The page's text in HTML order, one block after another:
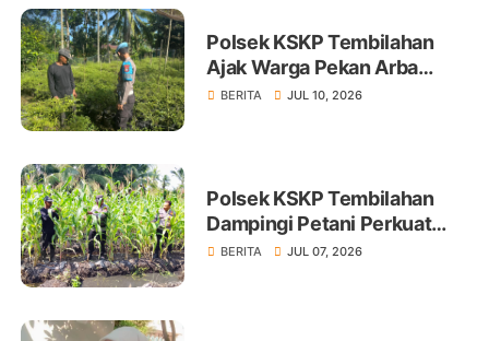
Polsek KSKP Tembilahan
Ajak Warga Pekan Arba
Tanam Cabai Dukung
BERITA JUL 10, 2026
Polsek KSKP Tembilahan
Dampingi Petani Perkuat
Swasembada Pangan
BERITA JUL 07, 2026